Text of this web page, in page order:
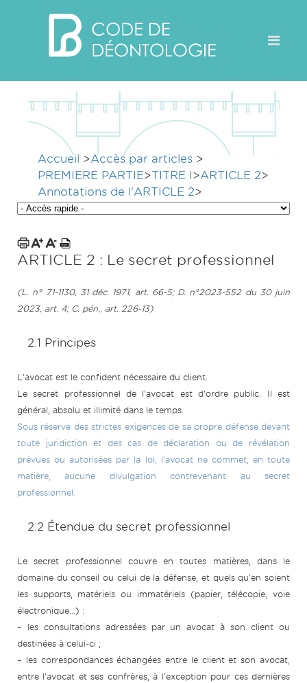
Accueil >Accès par articles >
PREMIERE PARTIE>TITRE I>ARTICLE 2>
Annotations de l'ARTICLE 2>
ARTICLE 2 : Le secret professionnel
(L. n° 71-1130, 31 déc. 1971, art. 66-5; D. n°2023-552 du 30 juin
2023, art. 4; C. pén., art. 226-13)
2.1 Principes
L'avocat est le confident nécessaire du client.
Le secret professionnel de l'avocat est d'ordre public. Il est
général, absolu et illimité dans le temps.
Sous réserve des strictes exigences de sa propre défense devant
toute juridiction et des cas de déclaration ou de révélation
prévues ou autorisées par la loi, l'avocat ne commet, en toute
matière, aucune divulgation contrevenant au secret
professionnel.
2.2 Étendue du secret professionnel
Le secret professionnel couvre en toutes matières, dans le
domaine du conseil ou celui de la défense, et quels qu'en soient
les supports, matériels ou immatériels (papier, télécopie, voie
électronique...) :
– les consultations adressées par un avocat à son client ou
destinées à celui-ci ;
– les correspondances échangées entre le client et son avocat,
entre l'avocat et ses confrères, à l'exception pour ces dernières